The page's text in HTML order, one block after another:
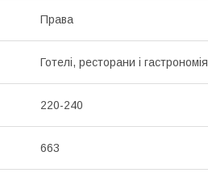
Права
Готелі, ресторани і гастрономія
220-240
663